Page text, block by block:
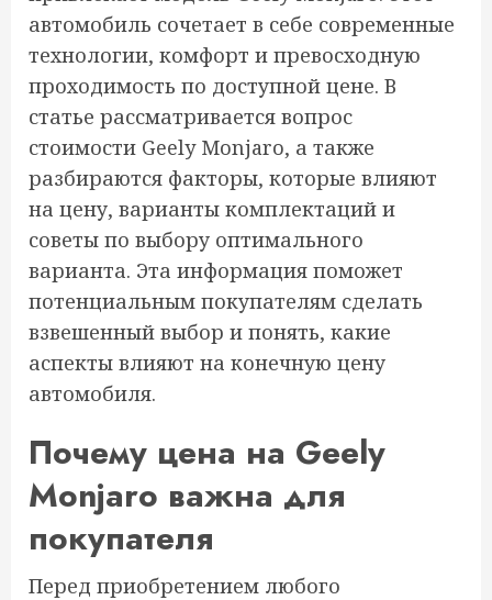
автомобиль сочетает в себе современные
технологии, комфорт и превосходную
проходимость по доступной цене. В
статье рассматривается вопрос
стоимости Geely Monjaro, а также
разбираются факторы, которые влияют
на цену, варианты комплектаций и
советы по выбору оптимального
варианта. Эта информация поможет
потенциальным покупателям сделать
взвешенный выбор и понять, какие
аспекты влияют на конечную цену
автомобиля.
Почему цена на Geely
Monjaro важна для
покупателя
Перед приобретением любого